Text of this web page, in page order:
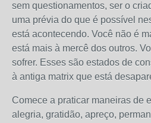
sem questionamentos, ser o
uma prévia do que é possível
está acontecendo. Você não é
está mais à mercê dos outros.
sofrer. Esses são estados de
à antiga matrix que está
Comece a praticar maneiras de
alegria, gratidão, apreço,